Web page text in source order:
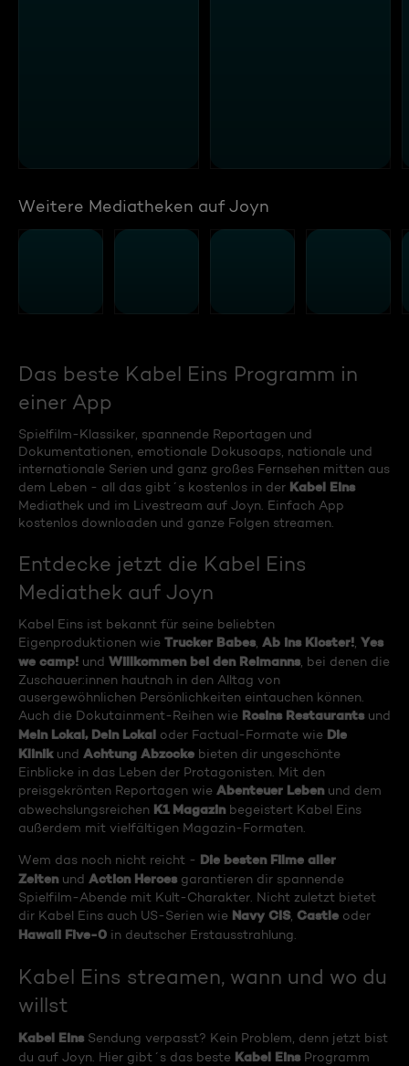
Weitere Mediatheken auf Joyn
Das beste Kabel Eins Programm in
einer App
Spielfilm-Klassiker, spannende Reportagen und
Dokumentationen, emotionale Dokusoaps, nationale und
internationale Serien und ganz großes Fernsehen mitten aus
dem Leben - all das gibt´s kostenlos in der Kabel Eins
Mediathek und im Livestream auf Joyn. Einfach App
kostenlos downloaden und ganze Folgen streamen.
Entdecke jetzt die Kabel Eins
Mediathek auf Joyn
Kabel Eins ist bekannt für seine beliebten
Eigenproduktionen wie Trucker Babes, Ab ins Kloster! Yes
we camp! und Willkommen bei den Reimanns, bei denen die
Zuschauer:innen hautnah in den Alltag von
ausergewöhnlichen Persönlichkeiten eintauchen können.
Auch die Dokutainment-Reihen wie Rosins Restaurants und
Mein Lokal, Dein Lokal oder Factual-Formate wie Die
Klinikund Achtung Abzocke bieten dir ungeschönte
Einblicke in das Leben der Protagonisten. Mit den
preisgekrönten Reportagen wie Abenteuer Lebenund dem
abwechslungsreichen K1 Magazinbegeistert Kabel Eins
außerdem mit vielfältigen Magazin-Formaten.
Wem das noch nicht reicht - Die besten Filme aller
Zeitenund Action Heroesgarantieren dir spannende
Spielfilm-Abende mit Kult-Charakter. Nicht zuletzt bietet
dir Kabel Eins auch US-Serien wie Navy CIS, Castle oder
Hawaii Five-0 in deutscher Erstausstrahlung.
Kabel Eins streamen, wann und wo du
willst
Kabel EinsSendung verpasst? Kein Problem, denn jetzt bist
du auf Joyn. Hier gibt´s das beste Kabel EinsProgramm